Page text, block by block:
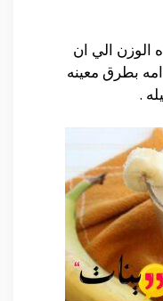
الوزن الي ان
بطرق معينه
.